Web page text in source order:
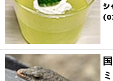
シ